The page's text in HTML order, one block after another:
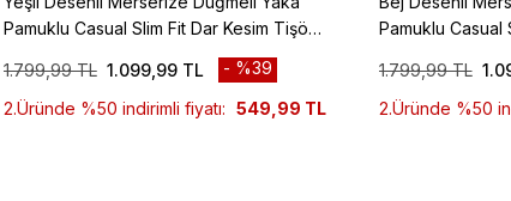
Pamuklu Casual Slim Fit Dar Kesim Tişört
1.099,99 TL
1.799,99 TL
%39
2.Üründe %50 indirimli fiyatı: 549,99 TL
Pamuklu Casual
1.799,99 TL
2.Üründe %50